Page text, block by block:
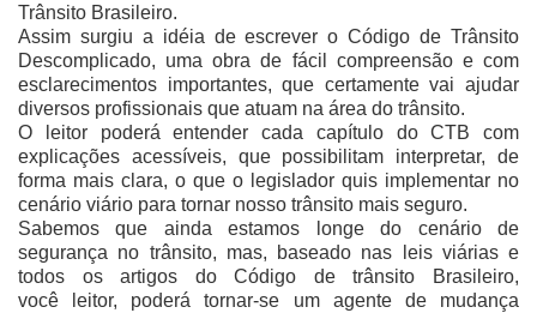
Trânsito Brasileiro.
Assim surgiu a idéia de escrever o Código de Trânsito
Descomplicado, uma obra de fácil compreensão e com
esclarecimentos importantes, que certamente vai ajudar
diversos profissionais que atuam na área do trânsito.
O leitor poderá entender cada capítulo do CTB com
explicações acessíveis, que possibilitam interpretar, de
forma mais clara, o que o legislador quis implementar no
cenário viário para tornar nosso trânsito mais seguro.
Sabemos que ainda estamos longe do cenário de
segurança no trânsito, mas, baseado nas leis viárias e
todos os artigos do Código de trânsito Brasileiro,
você leitor, poderá tornar-se um agente de mudança